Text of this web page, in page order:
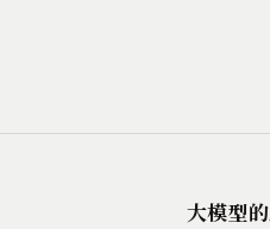
大模型